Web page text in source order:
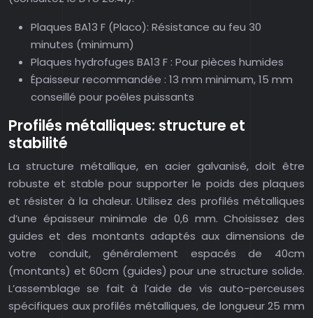
Plaques BA13 F (Placo): Résistance au feu 30
minutes (minimum)
Plaques hydrofuges BA13 F : Pour pièces humides
Épaisseur recommandée : 13 mm minimum, 15 mm
conseillé pour poêles puissants
Profilés métalliques: structure et
stabilité
La structure métallique, en acier galvanisé, doit être
robuste et stable pour supporter le poids des plaques
et résister à la chaleur. Utilisez des profilés métalliques
d’une épaisseur minimale de 0,6 mm. Choisissez des
guides et des montants adaptés aux dimensions de
votre conduit, généralement espacés de 40cm
(montants) et 60cm (guides) pour une structure solide.
L’assemblage se fait à l’aide de vis auto-perceuses
spécifiques aux profilés métalliques, de longueur 25 mm